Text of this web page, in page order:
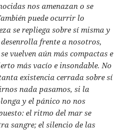
nos amenazan o se
puede ocurrir lo
se repliega sobre sí misma y
frente a nosotros,
vuelven aún más compactas e
más vacío e insondable. No
existencia cerrada sobre sí
nada pasamos, si la
y el pánico no nos
el ritmo del mar se
sangre; el silencio de las